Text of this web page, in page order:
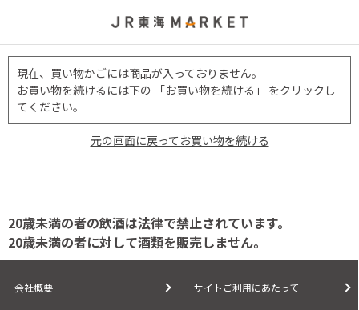
現在、買い物かごには商品が入っておりません。
お買い物を続けるには下の 「お買い物を続ける」 をクリックし
てください。
元の画面に戻ってお買い物を続ける
20歳未満の者の飲酒は法律で禁止されています。
20歳未満の者に対して酒類を販売しません。
会社概要 サイトご利用にあたって